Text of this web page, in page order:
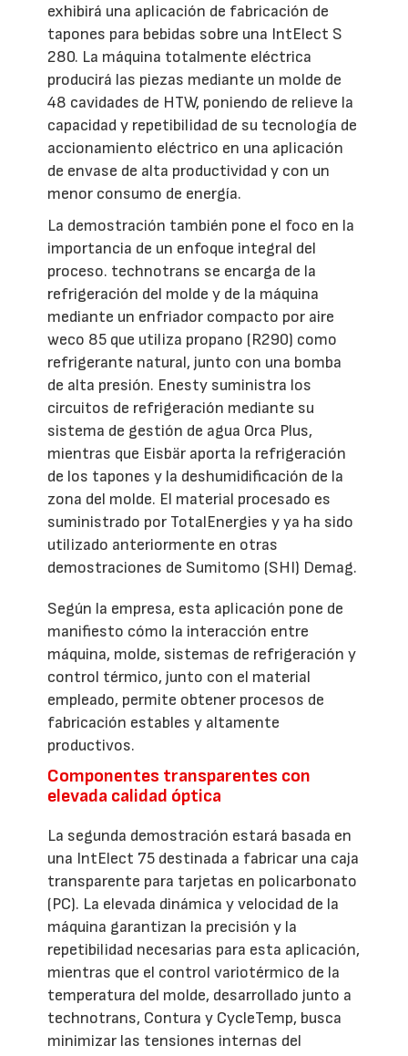
exhibirá una aplicación de fabricación de
tapones para bebidas sobre una IntElect S
280. La máquina totalmente eléctrica
producirá las piezas mediante un molde de
48 cavidades de HTW, poniendo de relieve la
capacidad y repetibilidad de su tecnología de
accionamiento eléctrico en una aplicación
de envase de alta productividad y con un
menor consumo de energía.
La demostración también pone el foco en la
importancia de un enfoque integral del
proceso. technotrans se encarga de la
refrigeración del molde y de la máquina
mediante un enfriador compacto por aire
weco 85 que utiliza propano (R290) como
refrigerante natural, junto con una bomba
de alta presión. Enesty suministra los
circuitos de refrigeración mediante su
sistema de gestión de agua Orca Plus,
mientras que Eisbär aporta la refrigeración
de los tapones y la deshumidificación de la
zona del molde. El material procesado es
suministrado por TotalEnergies y ya ha sido
utilizado anteriormente en otras
demostraciones de Sumitomo (SHI) Demag.
Según la empresa, esta aplicación pone de
manifiesto cómo la interacción entre
máquina, molde, sistemas de refrigeración y
control térmico, junto con el material
empleado, permite obtener procesos de
fabricación estables y altamente
productivos.
Componentes transparentes con
elevada calidad óptica
La segunda demostración estará basada en
una IntElect 75 destinada a fabricar una caja
transparente para tarjetas en policarbonato
(PC). La elevada dinámica y velocidad de la
máquina garantizan la precisión y la
repetibilidad necesarias para esta aplicación,
mientras que el control variotérmico de la
temperatura del molde, desarrollado junto a
technotrans, Contura y CycleTemp, busca
minimizar las tensiones internas del